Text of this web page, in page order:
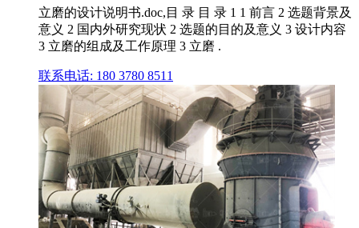
立磨的设计说明书.doc,目 录 目 录 1 1 前言 2 选题背景及
意义 2 国内外研究现状 2 选题的目的及意义 3 设计内容
3 立磨的组成及工作原理 3 立磨 .
联系电话: 180 3780 8511